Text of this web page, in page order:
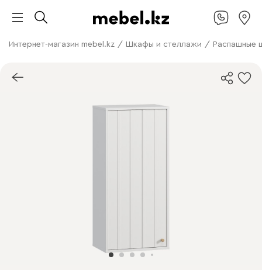
Интернет-магазин mebel.kz / Шкафы и стеллажи / Распашные